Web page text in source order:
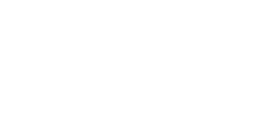
です。
ありません。
です。